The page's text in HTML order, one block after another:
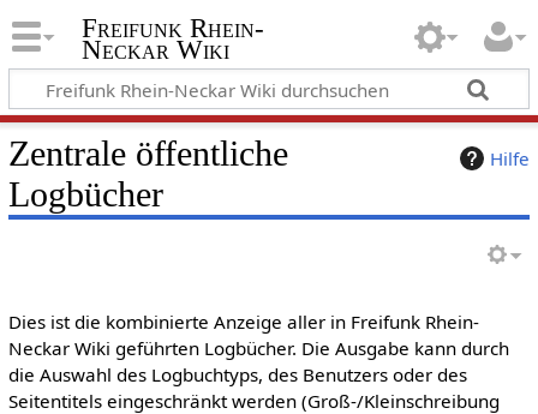
Freifunk Rhein-
Neckar Wiki
Hilfe
Zentrale öffentliche
Logbücher
Dies ist die kombinierte Anzeige aller in Freifunk Rhein-
Neckar Wiki geführten Logbücher. Die Ausgabe kann durch
die Auswahl des Logbuchtyps, des Benutzers oder des
Seitentitels eingeschränkt werden (Groß-/Kleinschreibung